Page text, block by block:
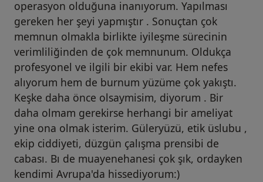
operasyon olduğuna inanıyorum. Yapılması
gereken her şeyi yapmıştır . Sonuçtan çok
memnun olmakla birlikte iyileşme sürecinin
verimliliğinden de çok memnunum. Oldukça
profesyonel ve ilgili bir ekibi var. Hem nefes
alıyorum hem de burnum yüzüme çok yakıştı.
Keşke daha önce olsaymisim, diyorum . Bir
daha olmam gerekirse herhangi bir ameliyat
yine ona olmak isterim. Güleryüzü, etik üslubu ,
ekip ciddiyeti, düzgün çalışma prensibi de
cabası. Bı de muayenehanesi çok şık, ordayken
kendimi Avrupa'da hissediyorum:)